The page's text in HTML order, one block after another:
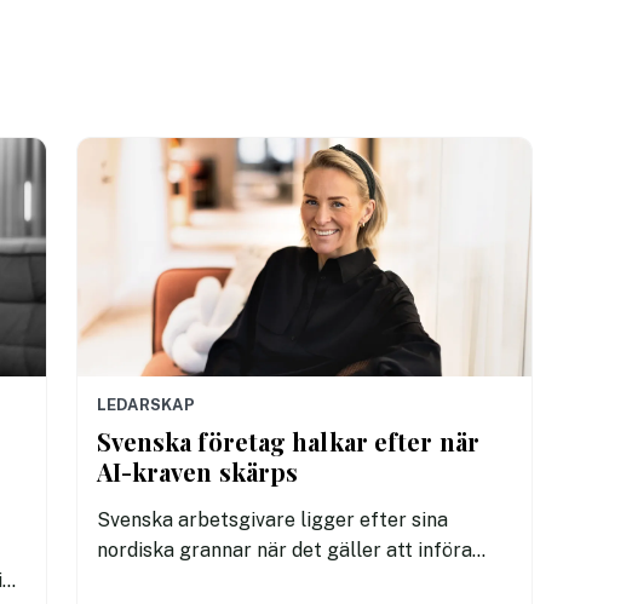
LEDARSKAP
Svenska företag halkar efter när
AI-kraven skärps
Svenska arbetsgivare ligger efter sina
nordiska grannar när det gäller att införa